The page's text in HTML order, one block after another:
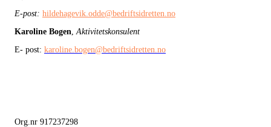
E-post: hildehagevik.odde@bedriftsidretten.no
Karoline Bogen Aktivitetskonsulent
E- post: karoline.bogen@bedriftsidretten.no
Org.nr 917237298